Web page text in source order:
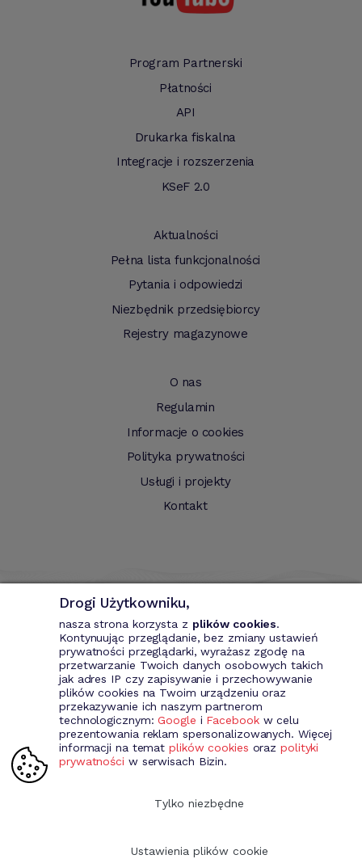
Program Partnerski
Płatności
API
Drukarka fiskalna
Integracje i rozszerzenia
KSeF 2.0
Aktualności
Pełna lista funkcjonalności
Pytania i odpowiedzi
Niezbędnik przedsiębiorcy
Rejestry magazynowe
O nas
Regulamin
Informacje o cookies
Polityka prywatności
Usługi i projekty
Kontakt
Bizin - System wspomagający przedsiębiorce. Wystawianie
dokumentów przychodowych (faktury VAT, fakury marża, faktury
MP, rachunki itd.). Rejestr kontrahentów wraz z rozbudowaną
analizą, gospodarka magazynowa, środki trwale, analiza sprzedaży i
kosztów prowadzenia działalności itd.
Drogi Użytkowniku,
nasza strona korzysta z plików cookies.
Kontynuując przeglądanie, bez zmiany ustawień
prywatności przeglądarki, wyrażasz zgodę na
przetwarzanie Twoich danych osobowych takich
jak adres IP czy zapisywanie i przechowywanie
plików cookies na Twoim urządzeniu oraz
przekazywanie ich naszym partnerom
technologicznym:Google i Facebookw celu
prezentowania reklam spersonalizowanych. Więcej
informacji na tematplików cookies orazpolityki
prywatności w serwisach Bizin.
Tylko niezbędne
Ustawienia plików cookie